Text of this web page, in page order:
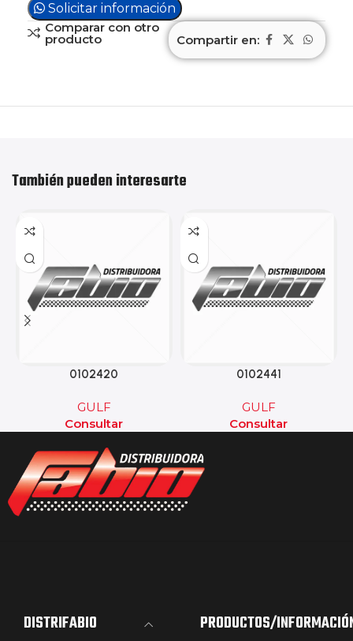
Solicitar información
Comparar con otro
producto Compartir en:
También pueden interesarte
0102420
GULF
Consultar
0102441
GULF
Consultar
DISTRIFABIO PRODUCTOS/